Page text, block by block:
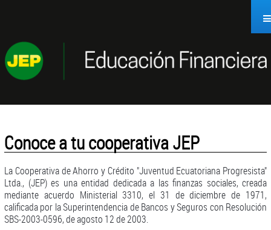
Conoce a tu cooperativa JEP
La Cooperativa de Ahorro y Crédito "Juventud Ecuatoriana Progresista"
Ltda., (JEP) es una entidad dedicada a las finanzas sociales, creada
mediante acuerdo Ministerial 3310, el 31 de diciembre de 1971,
calificada por la Superintendencia de Bancos y Seguros con Resolución
SBS-2003-0596, de agosto 12 de 2003.